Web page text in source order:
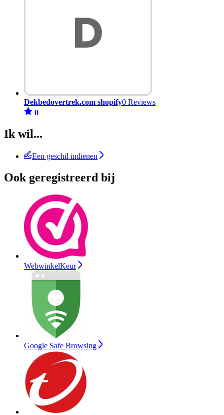
Dekbedovertrek.com shopify0 Reviews
0
Ik wil...
Een geschil indienen
Ook geregistreerd bij
WebwinkelKeur
Google Safe Browsing